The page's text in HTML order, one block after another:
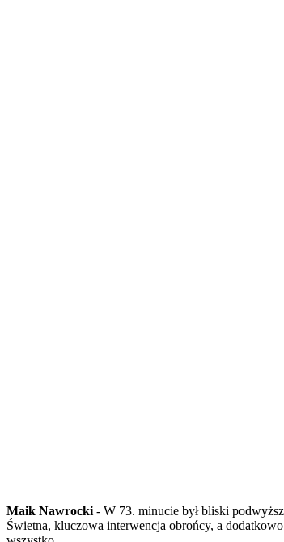
Maik Nawrocki - W 73. minucie był bliski
Świetna, kluczowa interwencja obrońcy, a